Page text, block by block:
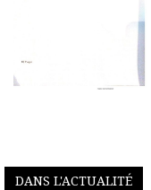
DANS L'ACTUALITÉ